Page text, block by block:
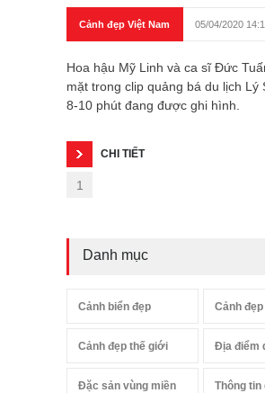
Cảnh đẹp Việt Nam 05/04/2020
Hoa hậu Mỹ Linh và ca sĩ Đức
mặt trong clip quảng bá du lịch Lý
8-10 phút đang được ghi hình.
CHI TIẾT
1
Danh mục
Cảnh biển đẹp Cảnh
Cảnh đẹp thế giới Địa điểm
Đặc sản vùng miền Thông tin